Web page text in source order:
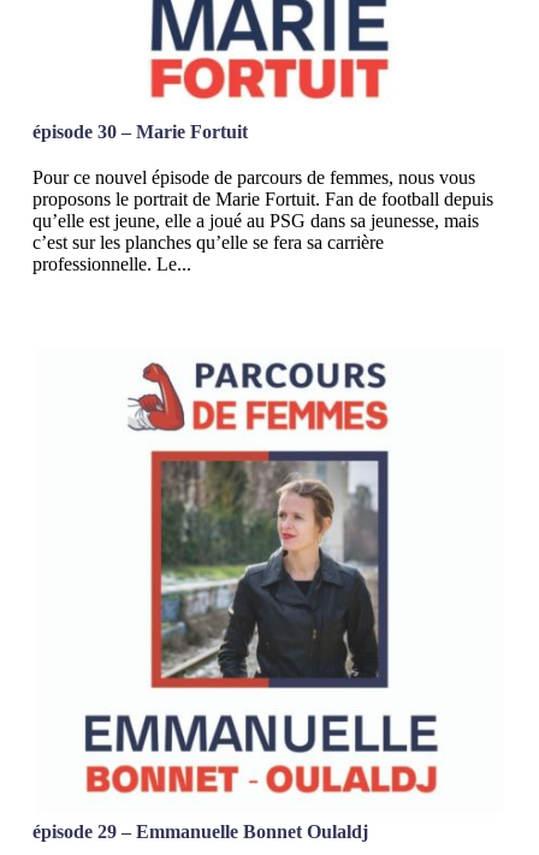
épisode 30 – Marie Fortuit
Pour ce nouvel épisode de parcours de femmes, nous vous
proposons le portrait de Marie Fortuit. Fan de football depuis
qu’elle est jeune, elle a joué au PSG dans sa jeunesse, mais
c’est sur les planches qu’elle se fera sa carrière
professionnelle. Le...
épisode 29 – Emmanuelle Bonnet Oulaldj